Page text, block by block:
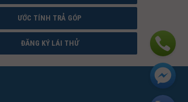
ƯỚC TÍNH TRẢ GÓP
ĐĂNG KÝ LÁI THỬ